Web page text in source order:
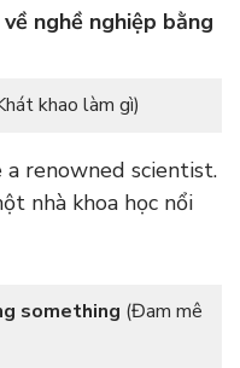
nghề nghiệp bằng
khao làm gì)
a renowned scientist.
nhà khoa học nổi
something (Đam mê